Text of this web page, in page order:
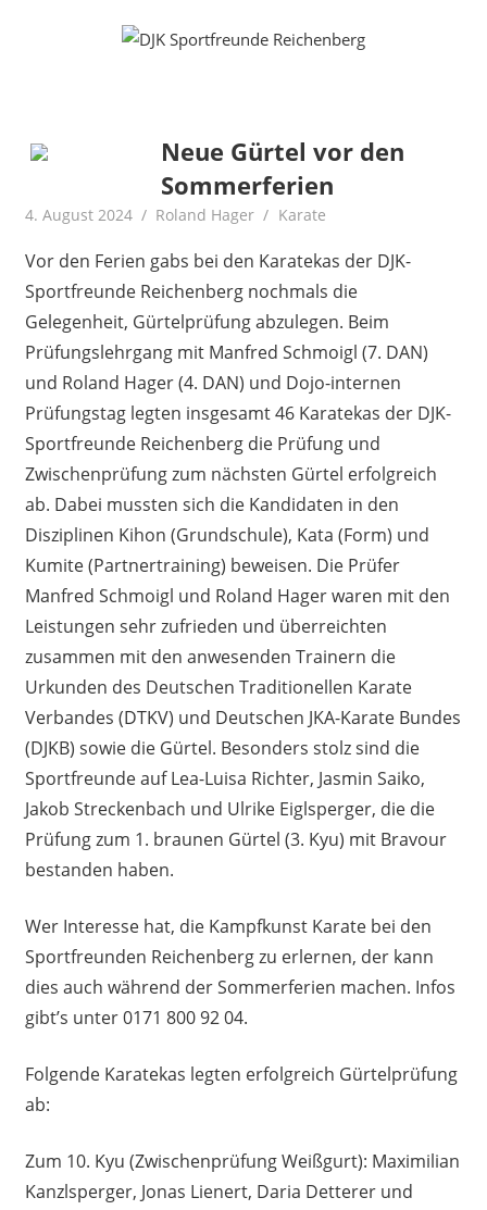
DJK
Reichenberg
Radfahren
Rollkunstlauf
Neue Gürtel vor den
Sommerferien
4. August 2024 Roland Hager Karate
Vor den Ferien gabs bei den Karatekas der DJK-
Sportfreunde Reichenberg nochmals die
Gelegenheit, Gürtelprüfung abzulegen. Beim
Prüfungslehrgang mit Manfred Schmoigl (7. DAN)
und Roland Hager (4. DAN) und Dojo-internen
Prüfungstag legten insgesamt 46 Karatekas der DJK-
Sportfreunde Reichenberg die Prüfung und
Zwischenprüfung zum nächsten Gürtel erfolgreich
ab. Dabei mussten sich die Kandidaten in den
Disziplinen Kihon (Grundschule), Kata (Form) und
Kumite (Partnertraining) beweisen. Die Prüfer
Manfred Schmoigl und Roland Hager waren mit den
Leistungen sehr zufrieden und überreichten
zusammen mit den anwesenden Trainern die
Urkunden des Deutschen Traditionellen Karate
Verbandes (DTKV) und Deutschen JKA-Karate Bundes
(DJKB) sowie die Gürtel. Besonders stolz sind die
Sportfreunde auf Lea-Luisa Richter, Jasmin Saiko,
Jakob Streckenbach und Ulrike Eiglsperger, die die
Prüfung zum 1. braunen Gürtel (3. Kyu) mit Bravour
bestanden haben.
Wer Interesse hat, die Kampfkunst Karate bei den
Sportfreunden Reichenberg zu erlernen, der kann
dies auch während der Sommerferien machen. Infos
gibt’s unter 0171 800 92 04.
Folgende Karatekas legten erfolgreich Gürtelprüfung
ab:
Zum 10. Kyu (Zwischenprüfung Weißgurt): Maximilian
Kanzlsperger, Jonas Lienert, Daria Detterer und